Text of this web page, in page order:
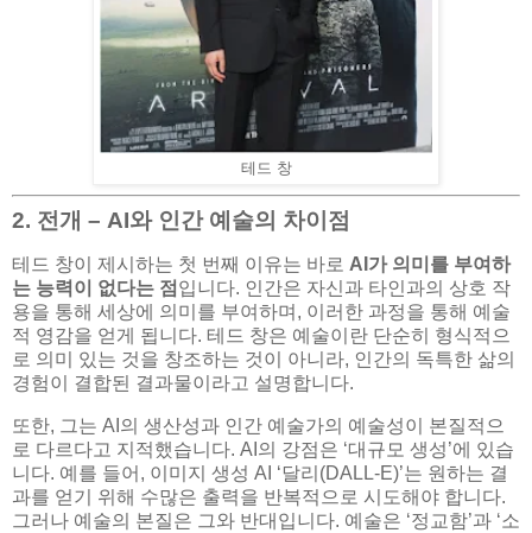
테드 창
2. 전개 – AI와 인간 예술의 차이점
테드 창이 제시하는 첫 번째 이유는 바로 AI가 의미를 부여하
는 능력이 없다는 점 입니다. 인간은 자신과 타인과의 상호 작
용을 통해 세상에 의미를 부여하며, 이러한 과정을 통해 예술
적 영감을 얻게 됩니다. 테드 창은 예술이란 단순히 형식적으
로 의미 있는 것을 창조하는 것이 아니라, 인간의 독특한 삶의
경험이 결합된 결과물이라고 설명합니다.
또한, 그는 AI의 생산성과 인간 예술가의 예술성이 본질적으
로 다르다고 지적했습니다. AI의 강점은 ‘대규모 생성’에 있습
니다. 예를 들어, 이미지 생성 AI ‘달리(DALL-E)’는 원하는 결
과를 얻기 위해 수많은 출력을 반복적으로 시도해야 합니다.
그러나 예술의 본질은 그와 반대입니다. 예술은 ‘정교함’과 ‘소